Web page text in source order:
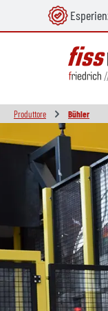
principale
Produttore Bühler